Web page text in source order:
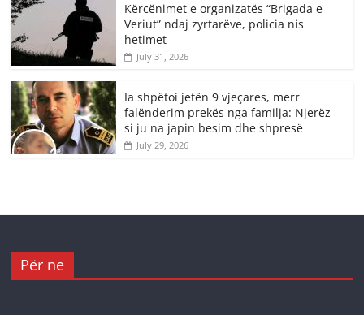
Kërcënimet e organizatës “Brigada e
Veriut” ndaj zyrtarëve, policia nis
hetimet
July 31, 2026
Ia shpëtoi jetën 9 vjeçares, merr
falënderim prekës nga familja: Njerëz
si ju na japin besim dhe shpresë
July 29, 2026
Për ne